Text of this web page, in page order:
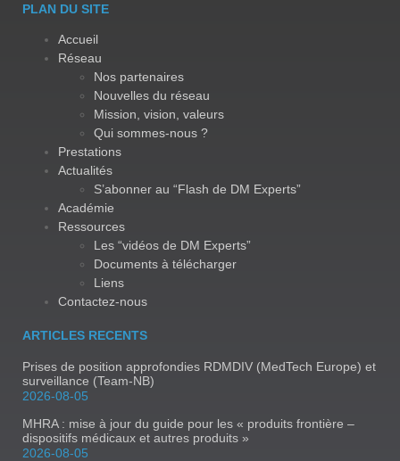
PLAN DU SITE
Accueil
Réseau
Nos partenaires
Nouvelles du réseau
Mission, vision, valeurs
Qui sommes-nous ?
Prestations
Actualités
S’abonner au “Flash de DM Experts”
Académie
Ressources
Les “vidéos de DM Experts”
Documents à télécharger
Liens
Contactez-nous
ARTICLES RECENTS
Prises de position approfondies RDMDIV (MedTech Europe) et
surveillance (Team-NB)
2026-08-05
MHRA : mise à jour du guide pour les « produits frontière –
dispositifs médicaux et autres produits »
2026-08-05